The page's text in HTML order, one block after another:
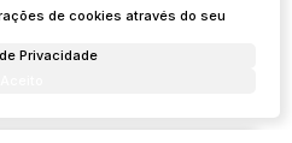
de cookies através do seu
Privacidade